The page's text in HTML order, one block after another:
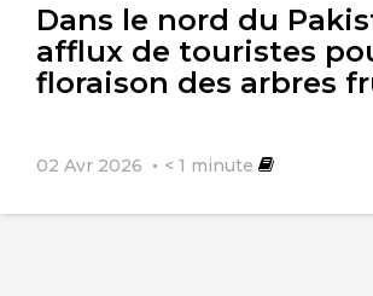
Dans le nord du
afflux de touristes
floraison des arbres
02 Avr 2026 < 1 minute